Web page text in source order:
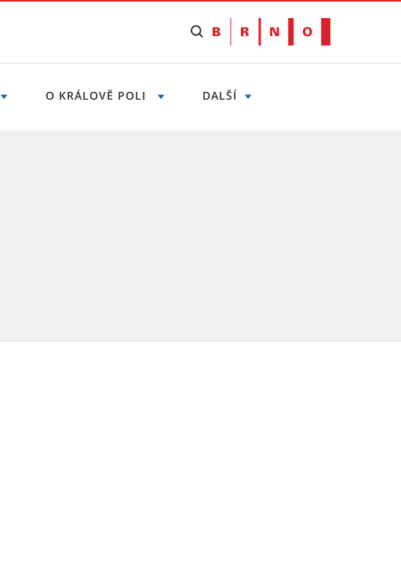
O KRÁLOVĚ POLI DALŠÍ